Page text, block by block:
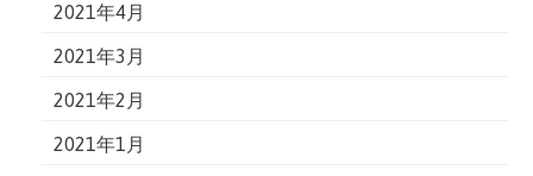
2021年4月
2021年3月
2021年2月
2021年1月